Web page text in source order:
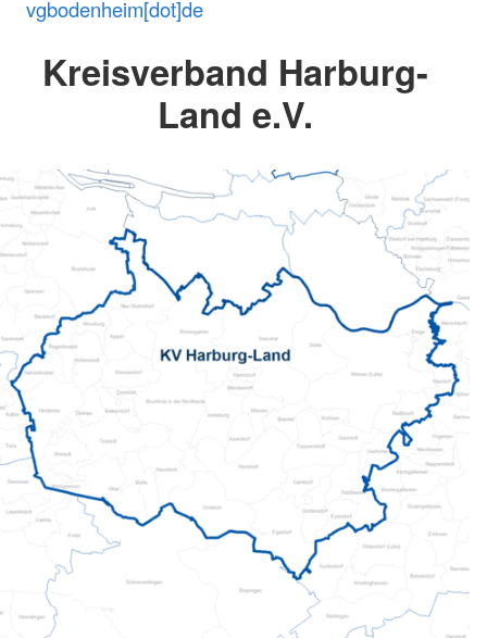
vgbodenheim[dot]de
Kreisverband Harburg-
Land e.V.